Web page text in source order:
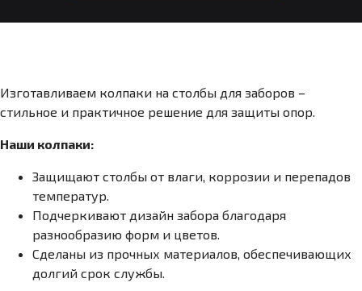
Изготавливаем колпаки на столбы для заборов –
стильное и практичное решение для защиты опор.
Наши колпаки:
Защищают столбы от влаги, коррозии и перепадов
температур.
Подчеркивают дизайн забора благодаря
разнообразию форм и цветов.
Сделаны из прочных материалов, обеспечивающих
долгий срок службы.